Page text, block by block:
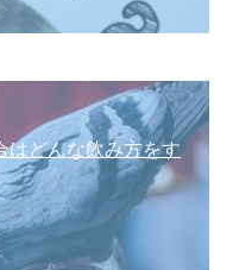
はどんな飲み方をす